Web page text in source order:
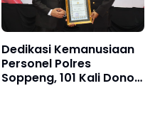
Dedikasi Kemanusiaan
Personel Polres
Soppeng, 101 Kali Donor